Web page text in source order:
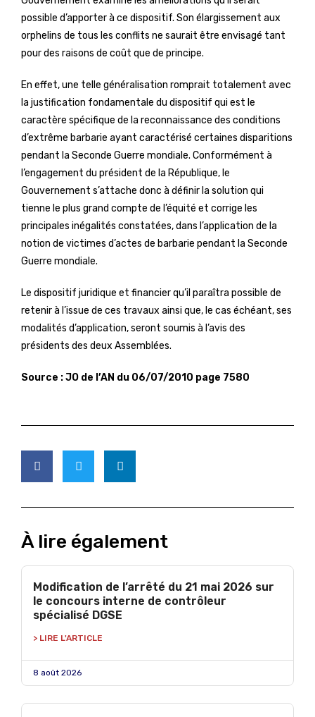
possible d’apporter à ce dispositif. Son élargissement aux
orphelins de tous les conflits ne saurait être envisagé tant
pour des raisons de coût que de principe.
En effet, une telle généralisation romprait totalement avec
la justification fondamentale du dispositif qui est le
caractère spécifique de la reconnaissance des conditions
d’extrême barbarie ayant caractérisé certaines disparitions
pendant la Seconde Guerre mondiale. Conformément à
l’engagement du président de la République, le
Gouvernement s’attache donc à définir la solution qui
tienne le plus grand compte de l’équité et corrige les
principales inégalités constatées, dans l’application de la
notion de victimes d’actes de barbarie pendant la Seconde
Guerre mondiale.
Le dispositif juridique et financier qu’il paraîtra possible de
retenir à l’issue de ces travaux ainsi que, le cas échéant, ses
modalités d’application, seront soumis à l’avis des
présidents des deux Assemblées.
Source : JO de l’AN du 06/07/2010 page 7580
À lire également
Modification de l’arrêté du 21 mai 2026 sur
le concours interne de contrôleur
spécialisé DGSE
> LIRE L'ARTICLE
8 août 2026